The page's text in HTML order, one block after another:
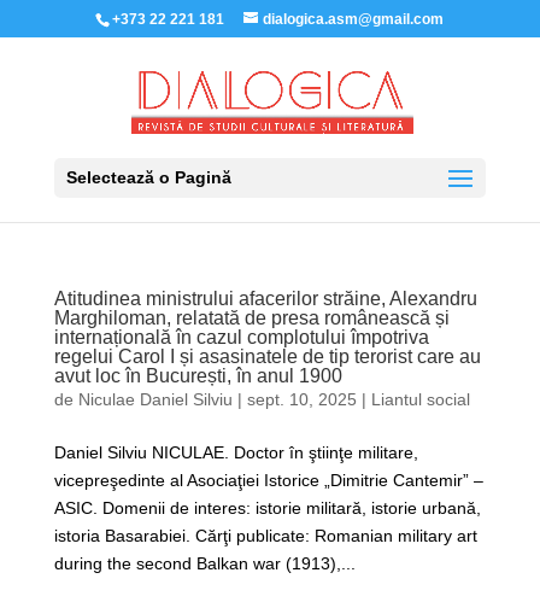
+373 22 221 181 dialogica.asm@gmail.com
Selectează o Pagină
Atitudinea ministrului afacerilor străine, Alexandru
Marghiloman, relatată de presa românească și
internațională în cazul complotului împotriva
regelui Carol I și asasinatele de tip terorist care au
avut loc în București, în anul 1900
de Niculae Daniel Silviu | sept. 10, 2025 | Liantul social
Daniel Silviu NICULAE. Doctor în ştiinţe militare,
vicepreşedinte al Asociaţiei Istorice „Dimitrie Cantemir” –
ASIC. Domenii de interes: istorie militară, istorie urbană,
istoria Basarabiei. Cărţi publicate: Romanian military art
during the second Balkan war (1913),...